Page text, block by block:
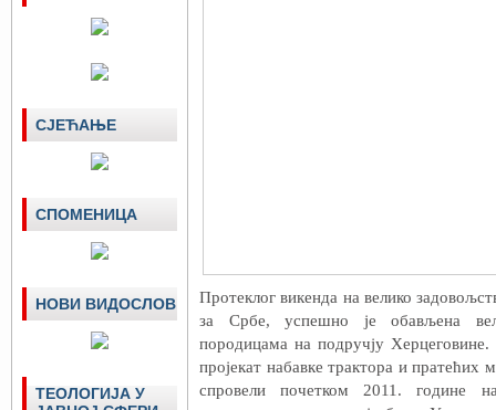
Протеклог викенда на велико
за Србе, успешно је обављена
породицама на подручју
пројекат набавке трактора и
спровели почетком 2011. године
СЈЕЋАЊЕ
СПОМЕНИЦА
НОВИ ВИДОСЛОВ
ТЕОЛОГИЈА У